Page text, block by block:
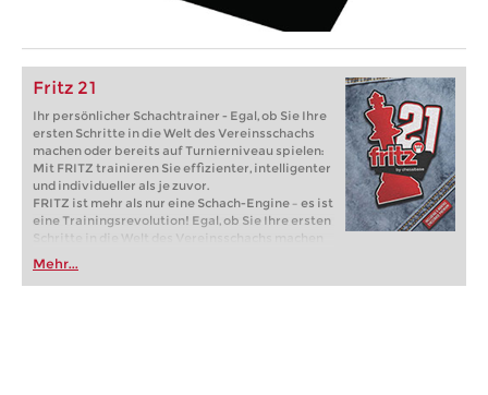
Fritz 21
Ihr persönlicher Schachtrainer - Egal, ob Sie Ihre
ersten Schritte in die Welt des Vereinsschachs
machen oder bereits auf Turnierniveau spielen:
Mit FRITZ trainieren Sie effizienter, intelligenter
und individueller als je zuvor.
FRITZ ist mehr als nur eine Schach-Engine – es ist
eine Trainingsrevolution! Egal, ob Sie Ihre ersten
Schritte in die Welt des Vereinsschachs machen
oder bereits auf Turnierniveau spielen: Mit
FRITZ trainieren Sie effizienter, intelligenter und
individueller als je zuvor.
Mehr...